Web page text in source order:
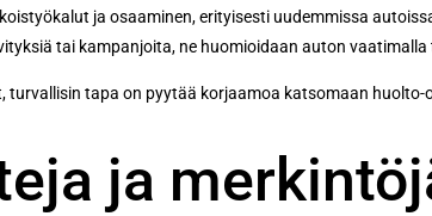
ja osaaminen, erityisesti uudemmissa
tai kampanjoita, ne huomioidaan auton vaatimalla
tapa on pyytää korjaamoa katsomaan
ja